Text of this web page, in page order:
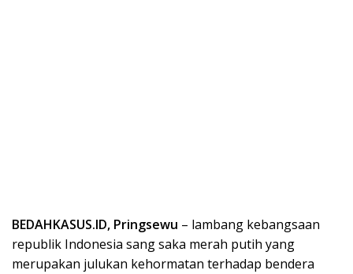
BEDAHKASUS.ID, Pringsewu – lambang kebangsaan
republik Indonesia sang saka merah putih yang
merupakan julukan kehormatan terhadap bendera